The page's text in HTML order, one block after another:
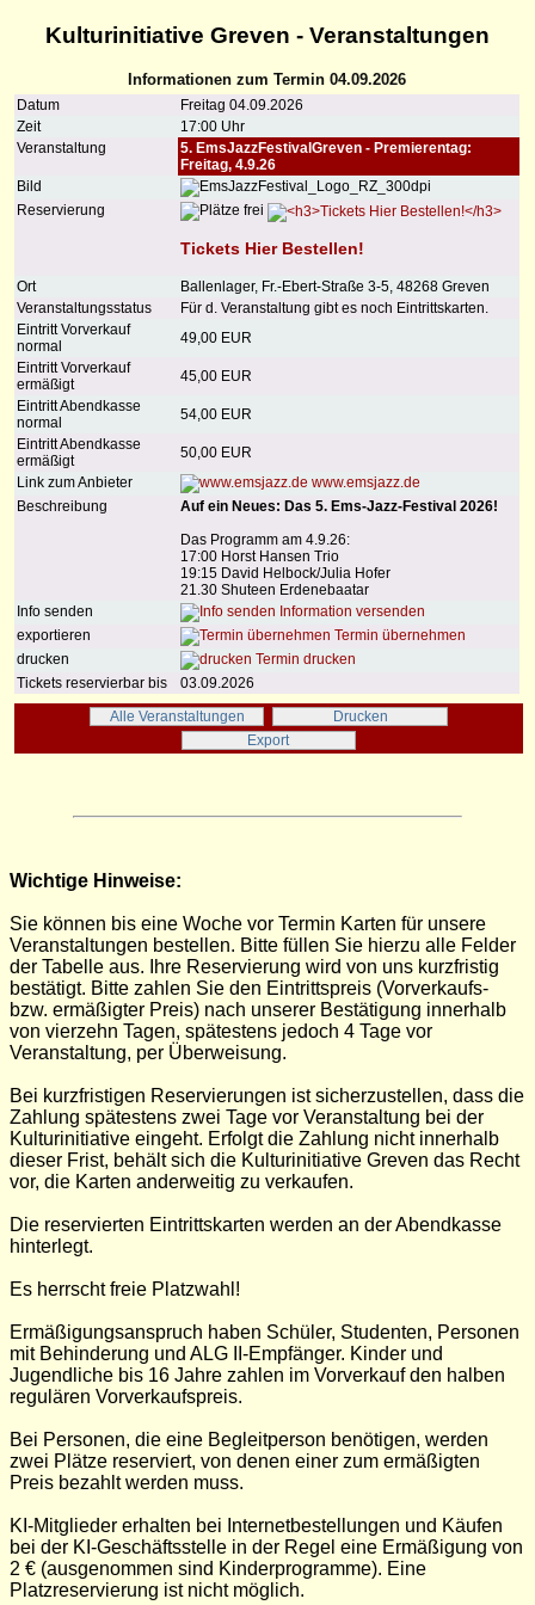
Kulturinitiative Greven - Veranstaltungen
Informationen zum Termin 04.09.2026
Datum
Freitag 04.09.2026
Zeit
17:00 Uhr
Veranstaltung
5. EmsJazzFestivalGreven - Premierentag:
Freitag, 4.9.26
Bild
Reservierung
Tickets Hier Bestellen!
Ort
Ballenlager, Fr.-Ebert-Straße 3-5, 48268 Greven
Veranstaltungsstatus
Für d. Veranstaltung gibt es noch Eintrittskarten.
Eintritt Vorverkauf
normal
49,00 EUR
Eintritt Vorverkauf
ermäßigt
45,00 EUR
Eintritt Abendkasse
normal
54,00 EUR
Eintritt Abendkasse
ermäßigt
50,00 EUR
Link zum Anbieter
www.emsjazz.de
Beschreibung
Auf ein Neues: Das 5. Ems-Jazz-Festival 2026!
Das Programm am 4.9.26:
17:00 Horst Hansen Trio
19:15 David Helbock/Julia Hofer
21.30 Shuteen Erdenebaatar
Info senden
Information versenden
exportieren
Termin übernehmen
drucken
Termin drucken
Tickets reservierbar bis
03.09.2026
Alle Veranstaltungen
Drucken
Export
Wichtige Hinweise:
Sie können bis eine Woche vor Termin Karten für unsere
Veranstaltungen bestellen. Bitte füllen Sie hierzu alle Felder
der Tabelle aus. Ihre Reservierung wird von uns kurzfristig
bestätigt. Bitte zahlen Sie den Eintrittspreis (Vorverkaufs-
bzw. ermäßigter Preis) nach unserer Bestätigung innerhalb
von vierzehn Tagen, spätestens jedoch 4 Tage vor
Veranstaltung, per Überweisung.
Bei kurzfristigen Reservierungen ist sicherzustellen, dass die
Zahlung spätestens zwei Tage vor Veranstaltung bei der
Kulturinitiative eingeht. Erfolgt die Zahlung nicht innerhalb
dieser Frist, behält sich die Kulturinitiative Greven das Recht
vor, die Karten anderweitig zu verkaufen.
Die reservierten Eintrittskarten werden an der Abendkasse
hinterlegt.
Es herrscht freie Platzwahl!
Ermäßigungsanspruch haben Schüler, Studenten, Personen
mit Behinderung und ALG II-Empfänger. Kinder und
Jugendliche bis 16 Jahre zahlen im Vorverkauf den halben
regulären Vorverkaufspreis.
Bei Personen, die eine Begleitperson benötigen, werden
zwei Plätze reserviert, von denen einer zum ermäßigten
Preis bezahlt werden muss.
KI-Mitglieder erhalten bei Internetbestellungen und Käufen
bei der KI-Geschäftsstelle in der Regel eine Ermäßigung von
2 € (ausgenommen sind Kinderprogramme). Eine
Platzreservierung ist nicht möglich.